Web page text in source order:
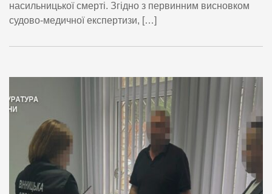
насильницької смерті. Згідно з первинним висновком
судово-медичної експертизи, […]